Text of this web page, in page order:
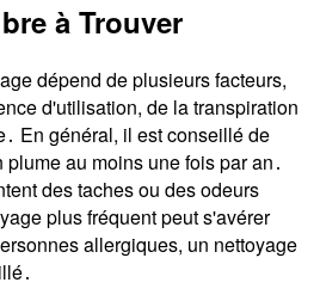
à Trouver
dépend de plusieurs facteurs,
d'utilisation, de la transpiration
En général, il est conseillé de
au moins une fois par an․
des taches ou des odeurs
plus fréquent peut s'avérer
allergiques, un nettoyage